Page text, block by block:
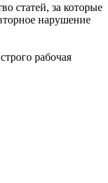
статей, за которые
нарушение
рабочая